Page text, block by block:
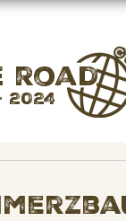
road
2024